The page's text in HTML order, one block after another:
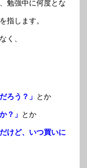
勉強中に何度とな
指します。
く、
ろう？」 とか
？」 とか
けど、いつ買いに